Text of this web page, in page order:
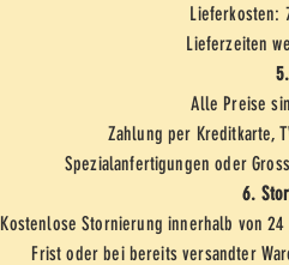
Lieferkosten:
Lieferzeiten
Alle Preise
Zahlung per Kreditkarte,
Spezialanfertigungen oder
6.
Kostenlose Stornierung innerhalb von
Frist oder bei bereits versandter